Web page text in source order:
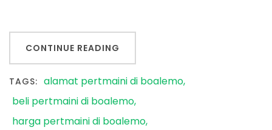
CONTINUE READING
TAGS: alamat pertmaini di boalemo
beli pertmaini di boalemo
harga pertmaini di boalemo